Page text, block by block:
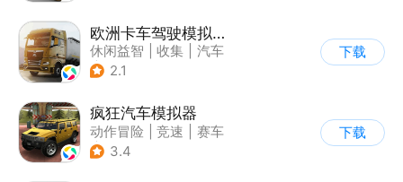
欧洲卡车驾驶模拟器3
休闲益智 收集
汽车
| 写实
2.1
下载
疯狂汽车模拟器
动作冒险 竞速
赛车
| 开放世界
3.4
下载